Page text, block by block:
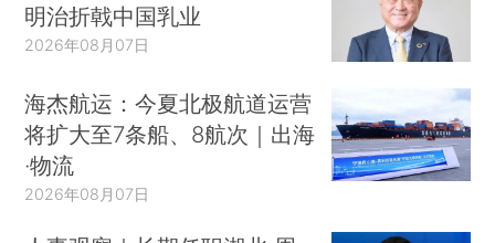
明治折戟中国乳业
2026年08月07日
海杰航运：今夏北极航道运营
将扩大至7条船、8航次｜出海
·物流
2026年08月07日